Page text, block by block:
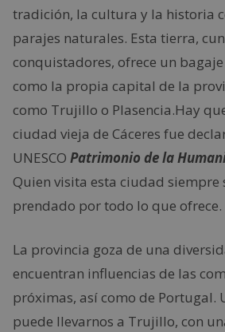
tradición, la cultura y la historia
parajes naturales. Esta tierra,
conquistadores, ofrece un
como la propia capital de la
como Trujillo o Plasencia.Hay
ciudad vieja de Cáceres fue
UNESCO Patrimonio de la
Quien visita esta ciudad siempre
prendado por todo lo que ofrece.
La provincia goza de una
encuentran influencias de las
próximas, así como de Portugal.
puede llevarnos a Trujillo, con